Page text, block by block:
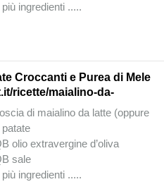
più ingredienti .....
Croccanti e Purea di Mele
ricette/maialino-da-
di maialino da latte (oppure
patate
olio extravergine d’oliva
sale
più ingredienti .....